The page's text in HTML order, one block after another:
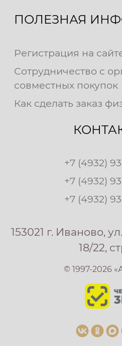
ПОЛЕЗНАЯ
Регистрация на
Сотрудничество с
совместных покупок
Как сделать заказ
+7 (4932)
+7 (4932)
+7 (4932)
153021 г. Иваново,
18/22,
© 1997-2026